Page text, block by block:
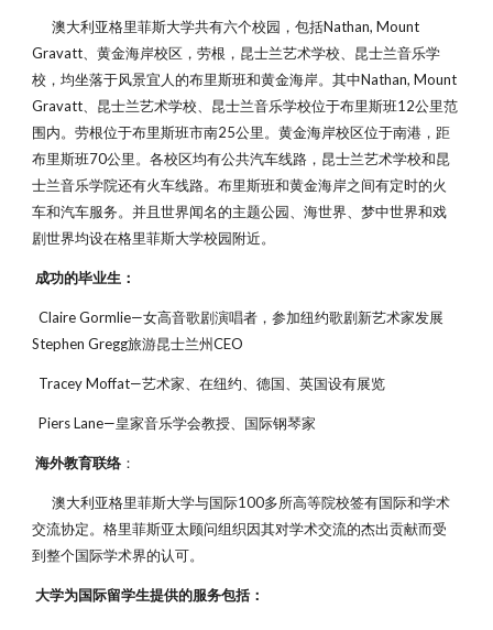
澳大利亚格里菲斯大学共有六个校园，包括Nathan, Mount
Gravatt、黄金海岸校区，劳根，昆士兰艺术学校、昆士兰音乐学
校，均坐落于风景宜人的布里斯班和黄金海岸。其中Nathan, Mount
Gravatt、昆士兰艺术学校、昆士兰音乐学校位于布里斯班12公里范
围内。劳根位于布里斯班市南25公里。黄金海岸校区位于南港，距
布里斯班70公里。各校区均有公共汽车线路，昆士兰艺术学校和昆
士兰音乐学院还有火车线路。布里斯班和黄金海岸之间有定时的火
车和汽车服务。并且世界闻名的主题公园、海世界、梦中世界和戏
剧世界均设在格里菲斯大学校园附近。
成功的毕业生：
Claire Gormlie—女高音歌剧演唱者，参加纽约歌剧新艺术家发展
Stephen Gregg旅游昆士兰州CEO
Tracey Moffat—艺术家、在纽约、德国、英国设有展览
Piers Lane—皇家音乐学会教授、国际钢琴家
海外教育联络 ：
澳大利亚格里菲斯大学与国际100多所高等院校签有国际和学术
交流协定。格里菲斯亚太顾问组织因其对学术交流的杰出贡献而受
到整个国际学术界的认可。
大学为国际留学生提供的服务包括：